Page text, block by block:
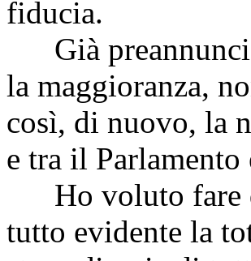
fiducia.
Già
la maggioranza,
così, di nuovo, la
e tra il
Ho voluto fare
tutto evidente la